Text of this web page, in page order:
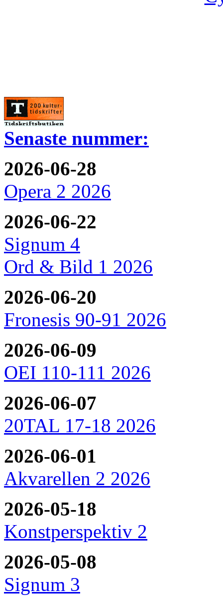
Senaste nummer:
2026-06-28
Opera 2 2026
2026-06-22
Signum 4
Ord & Bild 1 2026
2026-06-20
Fronesis 90-91 2026
2026-06-09
OEI 110-111 2026
2026-06-07
20TAL 17-18 2026
2026-06-01
Akvarellen 2 2026
2026-05-18
Konstperspektiv 2
2026-05-08
Signum 3